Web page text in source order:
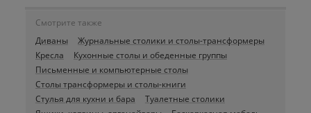
Смотрите также
Диваны
Журнальные столики и столы-трансформеры
Кресла
Кухонные столы и обеденные группы
Письменные и компьютерные столы
Столы трансформеры и столы-книги
Стулья для кухни и бара
Туалетные столики